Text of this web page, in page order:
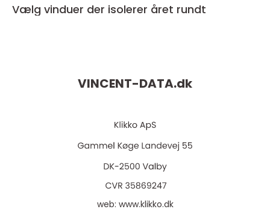
Vælg vinduer der isolerer året rundt
VINCENT-DATA.dk
web: www.klikko.dk